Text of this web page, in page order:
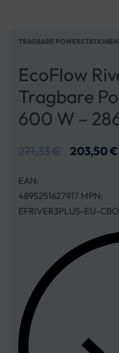
TRAGBARE POWERSTATIONEN
EcoFlow
Tragbare
600 W –
271,33€ 203,50€
EAN:
4895251627917 MPN:
EFRIVER3PLUS-EU-